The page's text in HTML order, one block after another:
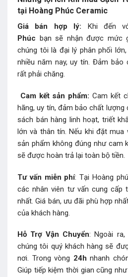
tại Hoàng Phúc Ceramic
Giá bán hợp lý: Khi đến
Phúc bạn sẽ nhận được mức
chúng tôi là đại lý phân phối
nhiều năm nay, uy tín. Đảm
rất phải chăng.
Cam kết sản phẩm: Cam kết
hãng, uy tín, đảm bảo chất lượng
sách bán hàng linh hoạt, triết
lớn và thân tín. Nếu khi đặt mua
sản phẩm không đúng như cam
sẽ được hoàn trả lại toàn bộ tiền.
Tư vấn miễn phí: Tại Hoàng
các nhân viên tư vấn cung cấp
nhất. Giá bán, ưu đãi phù hợp
của khách hàng.
Hỗ Trợ Vận Chuyển: Ngoài
chúng tôi quý khách hàng sẽ
nơi. Trong vòng 24h nhanh
Giúp tiếp kiệm thời gian cũng